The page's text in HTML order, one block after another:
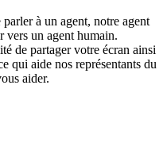
à un agent, notre agent
vers un agent humain.
de partager votre écran ainsi
qui aide nos représentants du
aider.